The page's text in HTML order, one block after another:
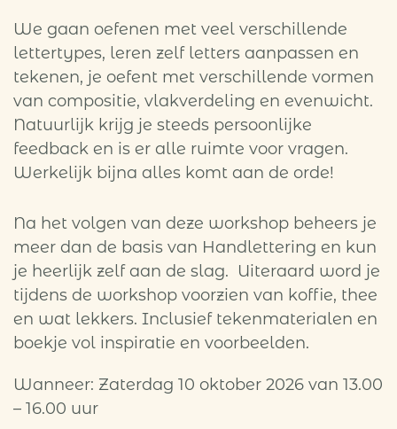
We gaan oefenen met veel verschillende
lettertypes, leren zelf letters aanpassen en
tekenen, je oefent met verschillende vormen
van compositie, vlakverdeling en evenwicht.
Natuurlijk krijg je steeds persoonlijke
feedback en is er alle ruimte voor vragen.
Werkelijk bijna alles komt aan de orde!
Na het volgen van deze workshop beheers je
meer dan de basis van Handlettering en kun
je heerlijk zelf aan de slag. Uiteraard word je
tijdens de workshop voorzien van koffie, thee
en wat lekkers. Inclusief tekenmaterialen en
boekje vol inspiratie en voorbeelden.
Wanneer: Zaterdag 10 oktober 2026 van 13.00
– 16.00 uur